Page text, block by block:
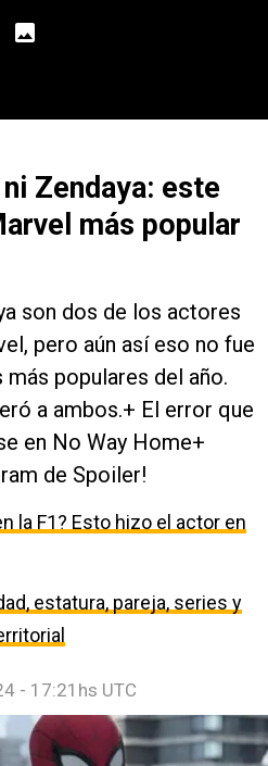
Zendaya: este
más popular
son dos de los actores
pero aún así eso no fue
populares del año.
a ambos.+ El error que
en No Way Home+
de Spoiler!
la F1? Esto hizo el actor en
estatura, pareja, series y
- 17:21hs UTC